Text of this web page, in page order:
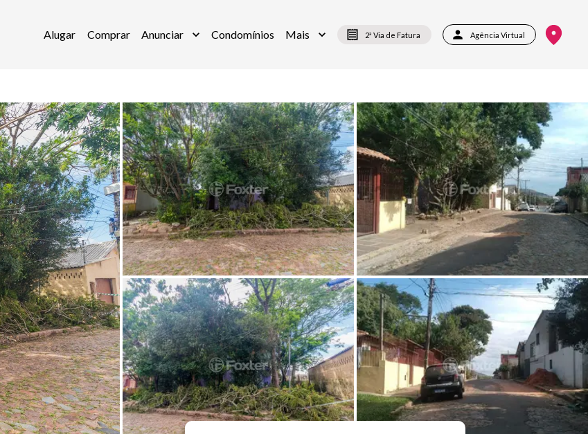
Alugar Comprar Anunciar Condomínios Mais 2ª Via de Fatura Agência Virtual